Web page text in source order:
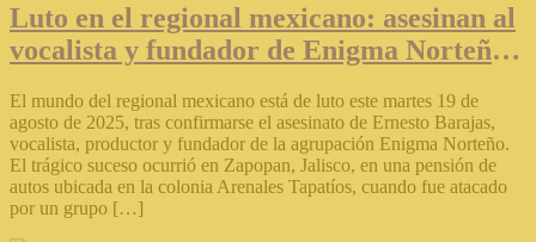
Luto en el regional mexicano: asesinan al
vocalista y fundador de Enigma Norteño,
El mundo del regional mexicano está de luto este martes 19 de
agosto de 2025, tras confirmarse el asesinato de Ernesto Barajas,
vocalista, productor y fundador de la agrupación Enigma Norteño.
El trágico suceso ocurrió en Zapopan, Jalisco, en una pensión de
autos ubicada en la colonia Arenales Tapatíos, cuando fue atacado
por un grupo […]